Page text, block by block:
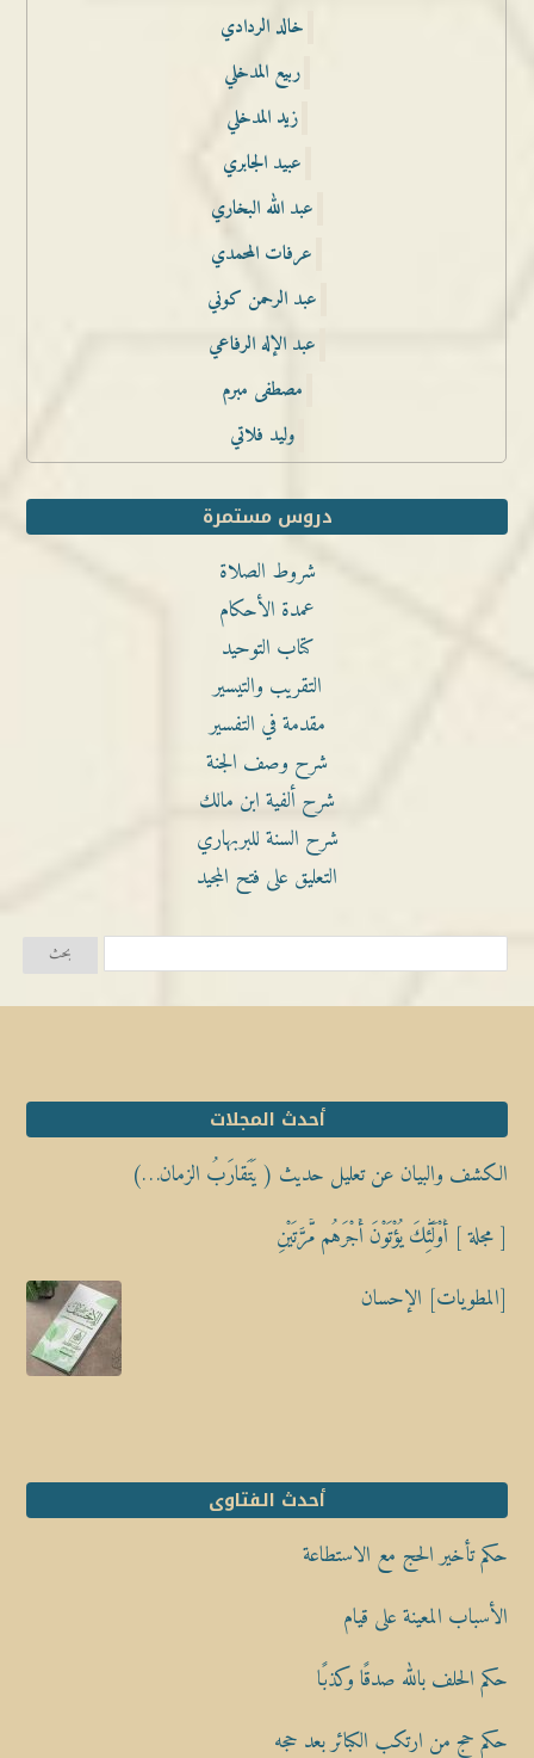
خالد الردادي
ربيع المدخلي
زيد المدخلي
عبيد الجابري
عبد الله البخاري
عرفات المحمدي
عبد الرحمن كوني
عبد الإله الرفاعي
مصطفى مبرم
وليد فلاتي
دروس مستمرة
شروط الصلاة
عمدة الأحكام
كتاب التوحيد
التقريب والتيسير
مقدمة في التفسير
شرح وصف الجنة
شرح ألفية ابن مالك
شرح السنة للبربهاري
التعليق على فتح المجيد
أحدث المجلات
الكشف والبيان عن تعليل حديث ( يَتَقارَبُ الزمان…)
[ مجلة ] أُوْلَٰٓئِكَ يُؤْتَوْنَ أَجْرَهُم مَّرَّتَيْنِ
[المطويات] الإحسان
أحدث الفتاوى
حكم تأخير الحج مع الاستطاعة
الأسباب المعينة على قيام
حكم الحلف بالله صدقًا وكذبًا
حكم حج من ارتكب الكبائر بعد حجه